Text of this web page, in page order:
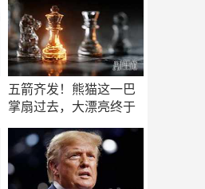
五箭齐发！熊猫这一巴
掌扇过去，大漂亮终于